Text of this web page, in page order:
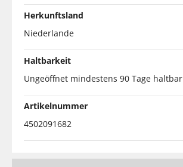
Herkunftsland
Niederlande
Haltbarkeit
Ungeöffnet mindestens 90 Tage haltbar
Artikelnummer
4502091682